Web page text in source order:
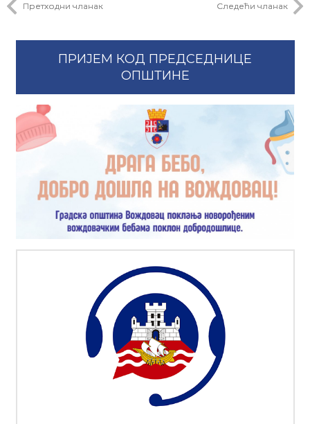
Претходни чланак Следећи чланак
ПРИЈЕМ КОД ПРЕДСЕДНИЦЕ
ОПШТИНЕ